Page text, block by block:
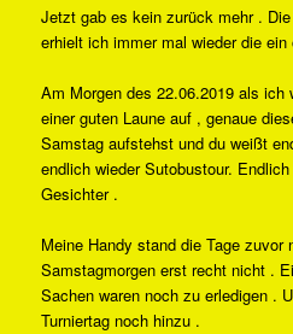
Jetzt gab es kein zurück mehr .
erhielt ich immer mal wieder die
Am Morgen des 22.06.2019 als
einer guten Laune auf , genaue
Samstag aufstehst und du weißt
endlich wieder Sutobustour.
Gesichter .
Meine Handy stand die Tage
Samstagmorgen erst recht nicht .
Sachen waren noch zu erledigen .
Turniertag noch hinzu .